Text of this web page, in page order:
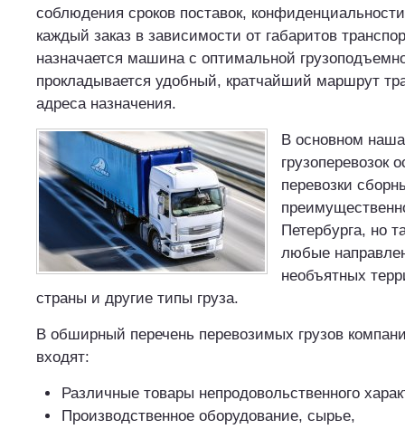
соблюдения сроков поставок,
каждый заказ в зависимости от габаритов
назначается машина с оптимальной
прокладывается удобный, кратчайший маршрут
адреса назначения.
В основном
грузоперевозок
перевозки
Петербурга, но
любые
необъятных
страны и другие типы груза.
В обширный перечень перевозимых грузов
входят:
Различные товары непродовольственного
Производственное оборудование, сырье,